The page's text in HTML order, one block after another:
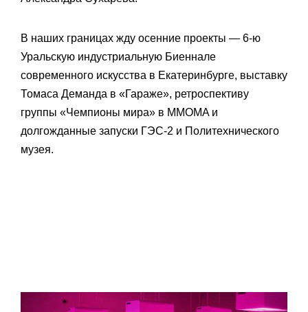
В наших границах жду осенние проекты — 6-ю
Уральскую индустриальную Биеннале
современного искусства в Екатеринбурге, выставку
Томаса Деманда в «Гараже», ретроспективу
группы «Чемпионы мира» в MMOMA и
долгожданные запуски ГЭС-2 и Политехнического
музея.